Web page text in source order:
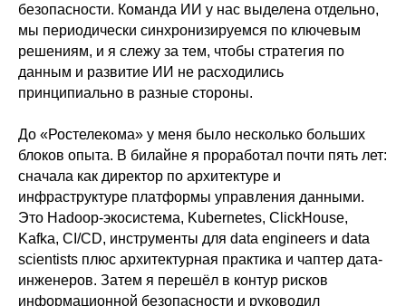
безопасности. Команда ИИ у нас выделена отдельно,
мы периодически синхронизируемся по ключевым
решениям, и я слежу за тем, чтобы стратегия по
данным и развитие ИИ не расходились
принципиально в разные стороны.
До «Ростелекома» у меня было несколько больших
блоков опыта. В билайне я проработал почти пять лет:
сначала как директор по архитектуре и
инфраструктуре платформы управления данными.
Это Hadoop-экосистема, Kubernetes, ClickHouse,
Kafka, CI/CD, инструменты для data engineers и data
scientists плюс архитектурная практика и чаптер дата-
инженеров. Затем я перешёл в контур рисков
информационной безопасности и руководил